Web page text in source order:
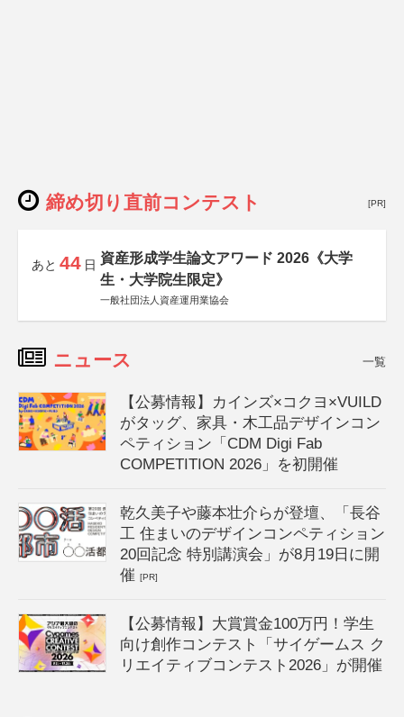
締め切り直前コンテスト [PR]
あと 44 日 資産形成学生論文アワード 2026《大学
生・大学院生限定》
一般社団法人資産運用業協会
ニュース 一覧
【公募情報】カインズ×コクヨ×VUILD
がタッグ、家具・木工品デザインコン
ペティション「CDM Digi Fab
COMPETITION 2026」を初開催
乾久美子や藤本壮介らが登壇、「長谷
工 住まいのデザインコンペティション
20回記念 特別講演会」が8月19日に開
催[PR]
【公募情報】大賞賞金100万円！学生
向け創作コンテスト「サイゲームス ク
リエイティブコンテスト2026」が開催